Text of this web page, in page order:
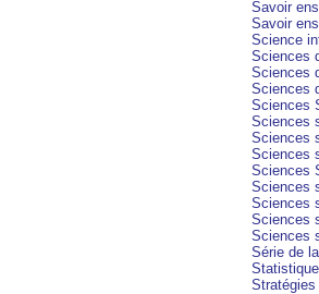
Savoir
Savoir
Science
Sciences
Sciences
Sciences
Sciences
Sciences
Sciences
Sciences
Sciences
Sciences
Sciences
Sciences
Sciences
Série de